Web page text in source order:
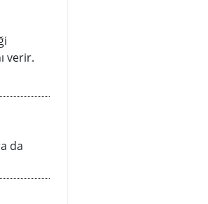
verir.
da